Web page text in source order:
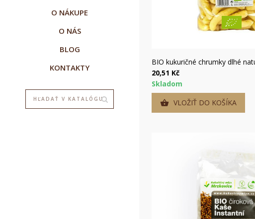
O NÁKUPE
O NÁS
BLOG
KONTAKTY
Rýchly
BIO kukuričné chrumky dlhé
20,51 Kč
Skladom
 VLOŽIŤ DO KOŠÍKA